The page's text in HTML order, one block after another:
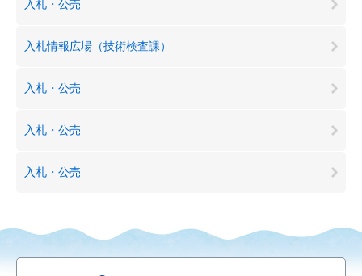
入札・公売
入札情報広場（技術検査課）
入札・公売
入札・公売
入札・公売